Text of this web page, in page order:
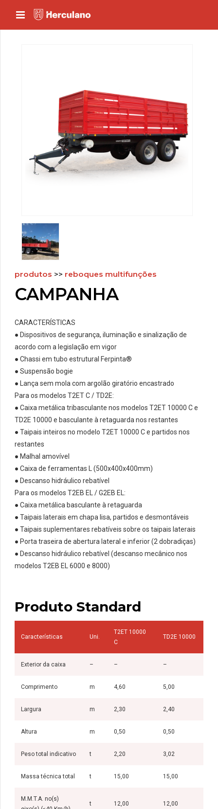
produtos >> reboques multifunções
CAMPANHA
CARACTERÍSTICAS
● Dispositivos de segurança, iluminação e sinalização de
acordo com a legislação em vigor
● Chassi em tubo estrutural Ferpinta®
● Suspensão bogie
● Lança sem mola com argolão giratório encastrado
Para os modelos T2ET C / TD2E:
● Caixa metálica tribasculante nos modelos T2ET 10000 C e
TD2E 10000 e basculante à retaguarda nos restantes
● Taipais inteiros no modelo T2ET 10000 C e partidos nos
restantes
● Malhal amovível
● Caixa de ferramentas L (500x400x400mm)
● Descanso hidráulico rebatível
Para os modelos T2EB EL / G2EB EL:
● Caixa metálica basculante à retaguarda
● Taipais laterais em chapa lisa, partidos e desmontáveis
● Taipais suplementares rebatíveis sobre os taipais laterais
● Porta traseira de abertura lateral e inferior (2 dobradiças)
● Descanso hidráulico rebatível (descanso mecânico nos
modelos T2EB EL 6000 e 8000)
Produto Standard
Características Uni.
T2ET 10000
C
TD2E 10000
Exterior da caixa – – –
Comprimento m 4,60 5,00
Largura m 2,30 2,40
Altura m 0,50 0,50
Peso total indicativo t 2,20 3,02
Massa técnica total t 15,00 15,00
M.M.T.A. no(s)
t 12,00 12,00